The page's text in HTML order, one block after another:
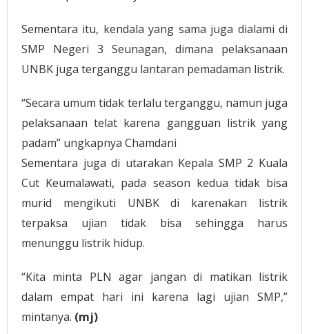
Sementara itu, kendala yang sama juga dialami di
SMP Negeri 3 Seunagan, dimana pelaksanaan
UNBK juga terganggu lantaran pemadaman listrik.
“Secara umum tidak terlalu terganggu, namun juga
pelaksanaan telat karena gangguan listrik yang
padam” ungkapnya Chamdani
Sementara juga di utarakan Kepala SMP 2 Kuala
Cut Keumalawati, pada season kedua tidak bisa
murid mengikuti UNBK di karenakan listrik
terpaksa ujian tidak bisa sehingga harus
menunggu listrik hidup.
“Kita minta PLN agar jangan di matikan listrik
dalam empat hari ini karena lagi ujian SMP,”
mintanya. (mj)